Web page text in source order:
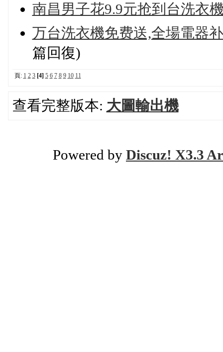
南昌男子花9.9元抢到台洗衣
万台洗衣機免费送,全場電器
篇回復)
頁: 1 2 3 [4] 5 6 7 8 9 10 11
查看完整版本: 大圖輸出機
Powered by Discuz! X3.3